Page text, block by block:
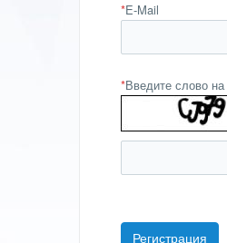
*E-Mail
*Введите слово на